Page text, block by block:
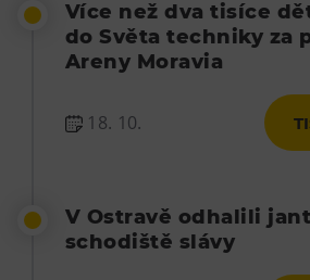
Více než dva tisíce
do Světa techniky za
Areny Moravia
18. 10.
V Ostravě odhalili
schodiště slávy